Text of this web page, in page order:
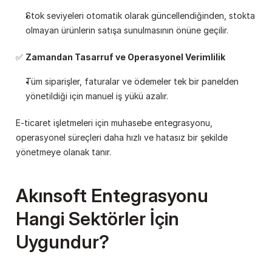
Stok seviyeleri otomatik olarak güncellendiğinden, stokta
olmayan ürünlerin satışa sunulmasının önüne geçilir.
✅ Zamandan Tasarruf ve Operasyonel Verimlilik
Tüm siparişler, faturalar ve ödemeler tek bir panelden
yönetildiği için manuel iş yükü azalır.
E-ticaret işletmeleri için muhasebe entegrasyonu,
operasyonel süreçleri daha hızlı ve hatasız bir şekilde
yönetmeye olanak tanır.
Akınsoft Entegrasyonu
Hangi Sektörler İçin
Uygundur?